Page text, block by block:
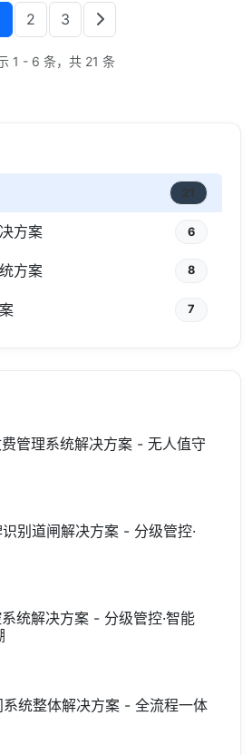
2 3
1 - 6 条，共 21 条
21
方案 6
方案 8
7
管理系统解决方案 - 无人值守
别道闸解决方案 - 分级管控·
统解决方案 - 分级管控·智能
系统整体解决方案 - 全流程一体